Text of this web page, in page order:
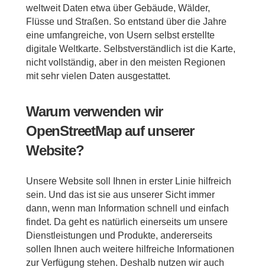
weltweit Daten etwa über Gebäude, Wälder,
Flüsse und Straßen. So entstand über die Jahre
eine umfangreiche, von Usern selbst erstellte
digitale Weltkarte. Selbstverständlich ist die Karte,
nicht vollständig, aber in den meisten Regionen
mit sehr vielen Daten ausgestattet.
Warum verwenden wir
OpenStreetMap auf unserer
Website?
Unsere Website soll Ihnen in erster Linie hilfreich
sein. Und das ist sie aus unserer Sicht immer
dann, wenn man Information schnell und einfach
findet. Da geht es natürlich einerseits um unsere
Dienstleistungen und Produkte, andererseits
sollen Ihnen auch weitere hilfreiche Informationen
zur Verfügung stehen. Deshalb nutzen wir auch